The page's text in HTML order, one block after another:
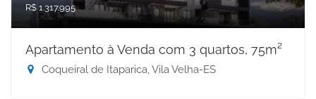
R$ 1.317.995
Apartamento à Venda com 3 quartos, 75m²
Coqueiral de Itaparica, Vila Velha-ES